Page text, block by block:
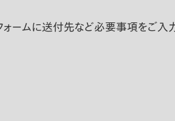
ームに送付先など必要事項をご入